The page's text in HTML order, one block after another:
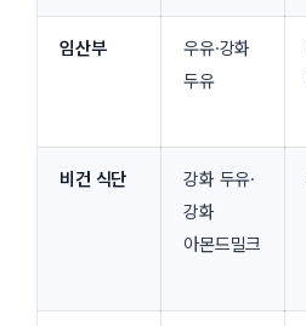
임산부
우유·강화
두유
비건 식단
강화 두유·
강화
아몬드밀크